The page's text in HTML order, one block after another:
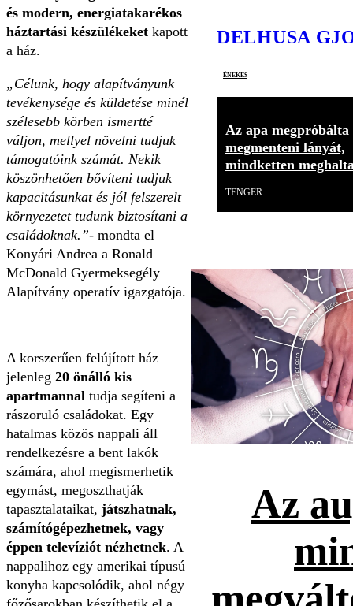
és modern, energiatakarékos
háztartási készülékeket kapott
a ház.
„Célunk, hogy alapítványunk
tevékenysége és küldetése minél
szélesebb körben ismertté
váljon, mellyel növelni tudjuk
támogatóink számát. Nekik
köszönhetően bővíteni tudjuk
kapacitásunkat és jól felszerelt
környezetet tudunk biztosítani a
családoknak.”- mondta el
Konyári Andrea a Ronald
McDonald Gyermeksegély
Alapítvány operatív igazgatója.
A korszerűen felújított ház
jelenleg 20 önálló kis
apartmannal tudja segíteni a
rászoruló családokat. Egy
hatalmas közös nappali áll
rendelkezésre a bent lakók
számára, ahol megismerhetik
egymást, megoszthatják
tapasztalataikat, játszhatnak,
számítógépezhetnek, vagy
éppen televíziót nézhetnek. A
nappalihoz egy amerikai típusú
konyha kapcsolódik, ahol négy
DELHUSA
énekes
Az apa megpróbálta
megmenteni lányát,
mindketten
TENGER
Az